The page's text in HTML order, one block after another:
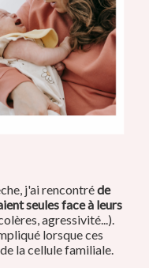
j'ai rencontréde
seules face à leurs
agressivité...).
lorsque ces
la cellule familiale.